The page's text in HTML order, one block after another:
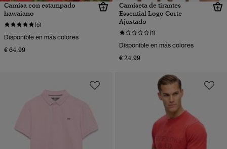
Camisa con estampado
hawaiano
(5)
Disponible en más colores
€ 64,99
Camiseta de tirantes
Essential Logo Corte
Ajustado
(1)
Disponible en más colores
€ 24,99